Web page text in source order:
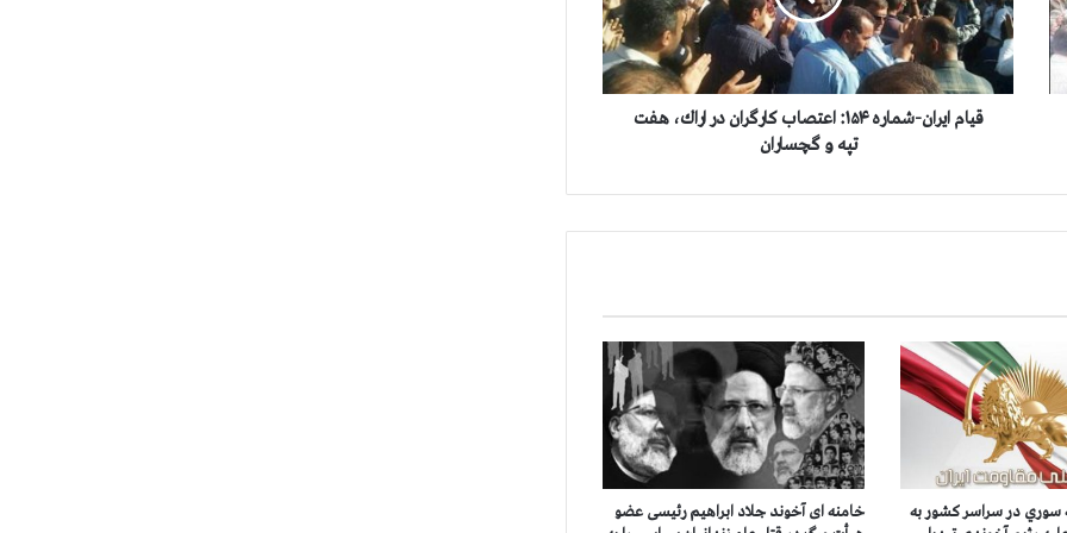
ی
ر
ا
ن
ا
۴
ا
ع
ت
ص
ا
ب
ک
قیام ایران-شماره ۱۵۴: اعتصاب کارگران در اراك، هفت
تپه و گچساران
در سراسر كشور به
خامنه ای آخوند جلاد ابراهیم رئیسی عضو